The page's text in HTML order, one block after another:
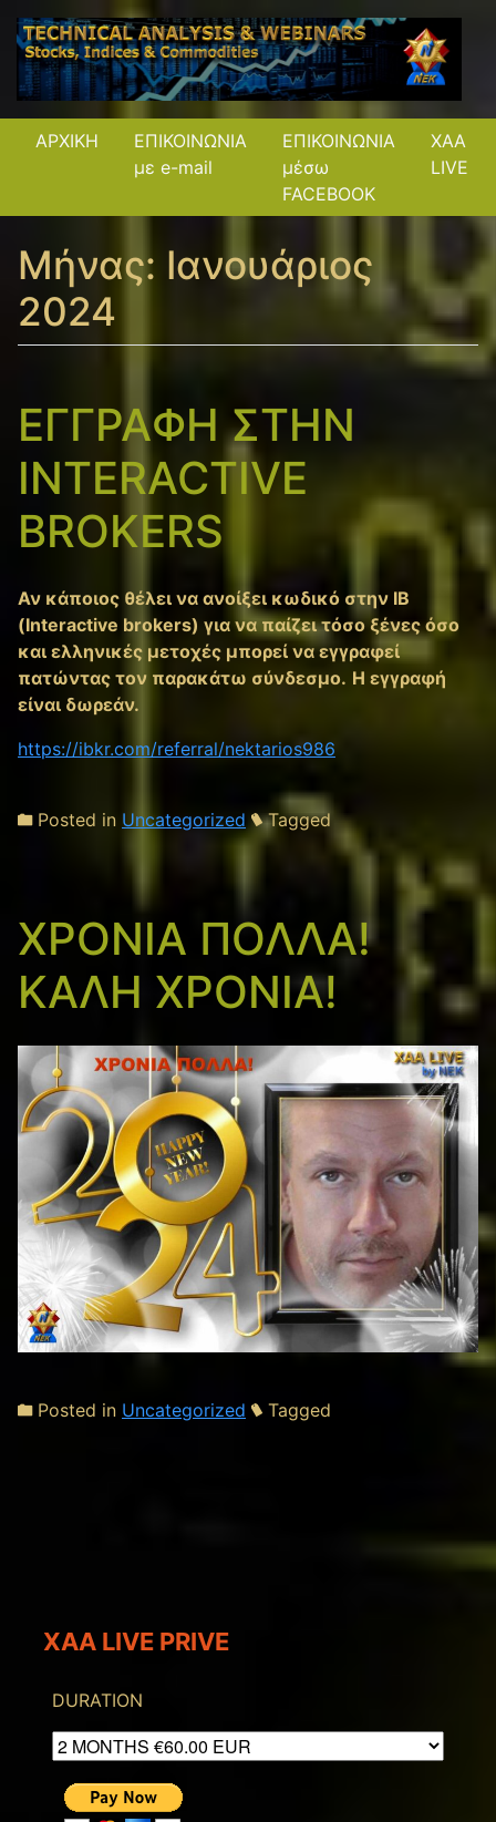
ΑΡΧΙΚΗ
ΕΠΙΚΟΙΝΩΝΙΑ
με e-mail
ΕΠΙΚΟΙΝΩΝΙΑ
μέσω
FACEBOOK
XAA
LIVE
Μήνας: Ιανουάριος
2024
ΕΓΓΡΑΦΗ ΣΤΗΝ
INTERACTIVE
BROKERS
Αν κάποιος θέλει να ανοίξει κωδικό στην ΙΒ
(Interactive brokers) για να παίζει τόσο ξένες όσο
και ελληνικές μετοχές μπορεί να εγγραφεί
πατώντας τον παρακάτω σύνδεσμο. Η εγγραφή
είναι δωρεάν.
https://ibkr.com/referral/nektarios986
Posted in Uncategorized Tagged
ΧΡΟΝΙΑ ΠΟΛΛΑ!
ΚΑΛΗ ΧΡΟΝΙΑ!
Posted in Uncategorized Tagged
XAA LIVE PRIVE
DURATION